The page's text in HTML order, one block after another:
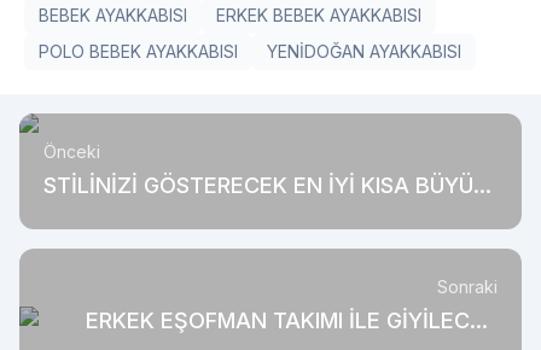
BEBEK AYAKKABISI
ERKEK BEBEK AYAKKABISI
POLO BEBEK AYAKKABISI
YENİDOĞAN AYAKKABISI
Önceki
STİLİNİZİ GÖSTERECEK EN İYİ KISA BÜYÜK
Sonraki
ERKEK EŞOFMAN TAKIMI İLE GİYİLECEK